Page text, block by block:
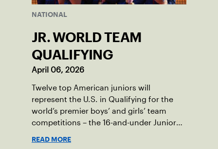
NATIONAL
JR. WORLD TEAM
QUALIFYING
April 06, 2026
Twelve top American juniors will
represent the U.S. in Qualifying for the
world’s premier boys’ and girls’ team
competitions – the 16-and-under Junior
READ MORE